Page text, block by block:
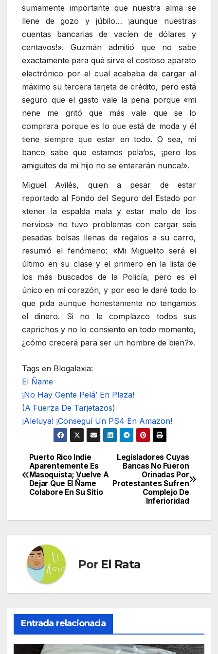
sumamente importante que nuestra alma se
llene de gozo y júbilo… ¡aunque nuestras
cuentas bancarias de vacíen de dólares y
centavos!». Guzmán admitió que no sabe
exactamente para qué sirve el costoso aparato
electrónico por el cual acababa de cargar al
máximo su tercera tarjeta de crédito, pero está
seguro que el gasto vale la pena porque «mi
nene me gritó que más vale que se lo
comprara porque es lo que está de moda y él
tiene siempre que estar en todo. O sea, mi
banco sabe que estamos pela’os, ¡pero los
amiguitos de mi hijo no se enterarán nunca!».
Miguel Avilés, quien a pesar de estar
reportado al Fondo del Seguro del Estado por
«tener la espalda mala y estar malo de los
nervios» no tuvo problemas con cargar seis
pesadas bolsas llenas de regalos a su carro,
resumió el fenómeno: «Mi Miguelito será el
último en su clase y el primero en la lista de
los más buscados de la Policía, pero es el
único en mi corazón, y por eso le daré todo lo
que pida aunque honestamente no tengamos
el dinero. Si no le complazco todos sus
caprichos y no lo consiento en todo momento,
¿cómo crecerá para ser un hombre de bien?».
Tags en Blogalaxia:
El Ñame
¡No Hay Gente Pelá’ En Plaza!
(A Fuerza De Tarjetazos)
¡Aleluya! ¡Conseguí Un PS4 En Amazon!
Navegación
de
Legisladores Cuyas
Bancas No Fueron
Orinadas Por
Protestantes Sufren
Complejo De
Inferioridad
Puerto Rico Indie
Aparentemente Es
Masoquista; Vuelve A
Dejar Que El Ñame
Colabore En Su Sitio
Por El Rata
Entrada relacionada